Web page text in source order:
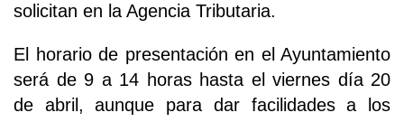
solicitan en la Agencia Tributaria.
El horario de presentación en el Ayuntamiento
será de 9 a 14 horas hasta el viernes día 20
de abril, aunque para dar facilidades a los